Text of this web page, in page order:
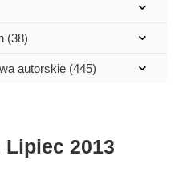
(38)
autorskie (445)
2013